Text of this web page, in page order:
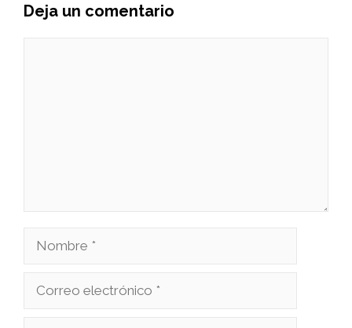
Deja un comentario
Nombre
Correo